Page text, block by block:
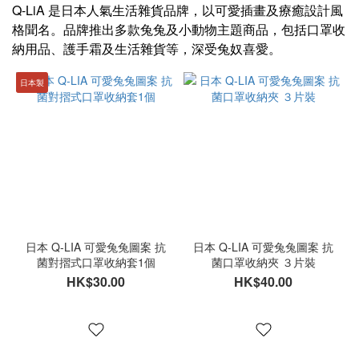
價格
(HK$)
Q-LiA 是日本人氣生活雜貨品牌，以可愛插畫及療癒設計風
格聞名。品牌推出多款兔兔及小動物主題商品，包括口罩收
納用品、護手霜及生活雜貨等，深受兔奴喜愛。
日本製
日本 Q-LIA 可愛兔兔圖案 抗
菌對摺式口罩收納套1個
HK$30.00
日本 Q-LIA 可愛兔兔圖案 抗
菌口罩收納夾 ３片裝
HK$40.00